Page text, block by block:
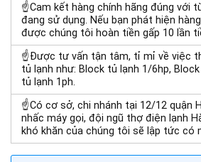
☝Cam kết hàng chính hãng đúng với
đang sử dụng. Nếu bạn phát hiện
được chúng tôi hoàn tiền gấp 10 lần
☝Được tư vấn tận tâm, tỉ mỉ về việc
tủ lạnh như: B lock tủ lạnh 1/6hp,
tủ lạnh 1ph.
☝Có cơ sở, chi nhánh tại 12/12 quận
nhấc máy gọi, đội ngũ thợ điện lạnh
khó khăn của chúng tôi sẽ lập tức có